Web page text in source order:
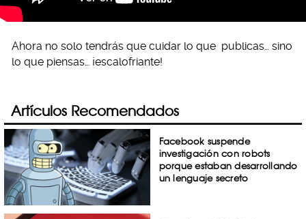
Ahora no solo tendrás que cuidar lo que publicas… sino
lo que piensas… ¡escalofriante!
Artículos Recomendados
Facebook suspende
investigación con robots
porque estaban desarrollando
un lenguaje secreto